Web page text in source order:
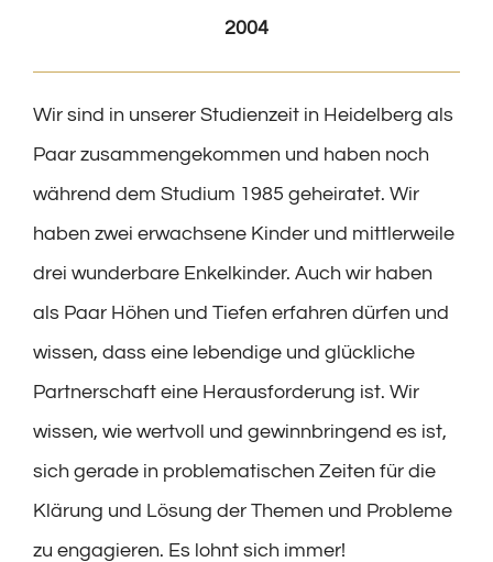
2004
Wir sind in unserer Studienzeit in Heidelberg als
Paar zusammengekommen und haben noch
während dem Studium 1985 geheiratet. Wir
haben zwei erwachsene Kinder und mittlerweile
drei wunderbare Enkelkinder. Auch wir haben
als Paar Höhen und Tiefen erfahren dürfen und
wissen, dass eine lebendige und glückliche
Partnerschaft eine Herausforderung ist. Wir
wissen, wie wertvoll und gewinnbringend es ist,
sich gerade in problematischen Zeiten für die
Klärung und Lösung der Themen und Probleme
zu engagieren. Es lohnt sich immer!